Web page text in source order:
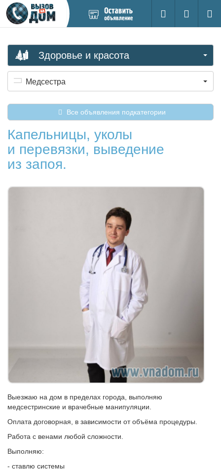
новое
Поиск
Вход на
Здоровье и красота
Медсестра
Все объявления подкатегории
Капельницы, уколы
и перевязки, выведение
из запоя.
Выезжаю на дом в пределах города, выполняю
медсестринские и врачебные манипуляции.
Оплата договорная, в зависимости от объёма процедуры.
Работа с венами любой сложности.
Выполняю:
- ставлю системы